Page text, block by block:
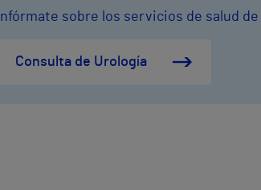
Infórmate sobre los servicios de salud
Consulta de Urología